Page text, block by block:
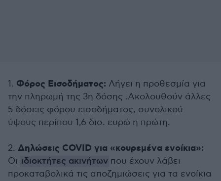
1. Φόρος Εισοδήματος: Λήγει η προθεσμία για
την πληρωμή της 3η δόσης .Ακολουθούν άλλες
5 δόσεις φόρου εισοδήματος, συνολικού
ύψους περίπου 1,6 δισ. ευρώ η πρώτη.
2. Δηλώσεις COVID για «κουρεμένα ενοίκια»:
Οι ιδιοκτήτες ακινήτων που έχουν λάβει
προκαταβολικά τις αποζημιώσεις για τα ενοίκια